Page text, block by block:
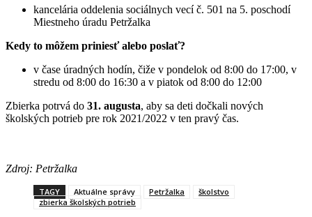
kancelária oddelenia sociálnych vecí č. 501 na 5. poschodí
Miestneho úradu Petržalka
Kedy to môžem priniesť alebo poslať?
v čase úradných hodín, čiže v pondelok od 8:00 do 17:00, v
stredu od 8:00 do 16:30 a v piatok od 8:00 do 12:00
Zbierka potrvá do 31. augusta, aby sa deti dočkali nových
školských potrieb pre rok 2021/2022 v ten pravý čas.
Zdroj: Petržalka
TAGY Aktuálne správy Petržalka
školstvo
zbierka školských potrieb